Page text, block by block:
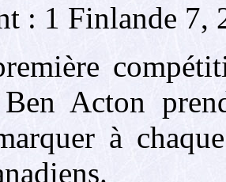
: 1 Finlande 7,
Ben Acton
à